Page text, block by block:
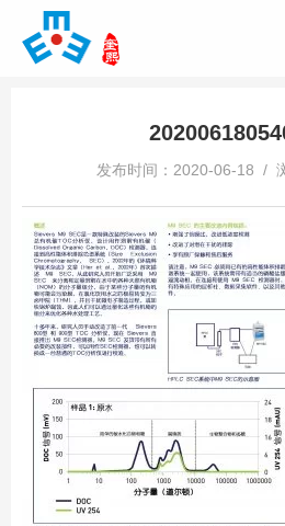
发布时间：2020-06-18 /